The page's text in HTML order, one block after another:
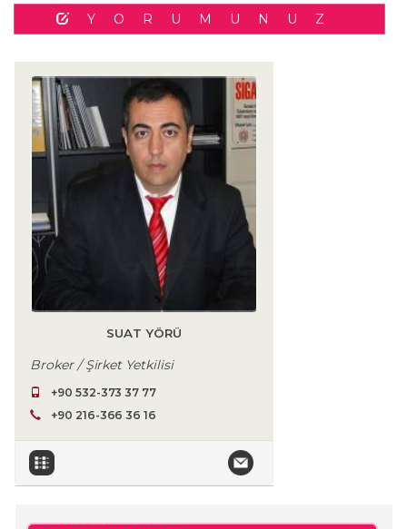
YORUMUNUZ
SUAT YÖRÜ
Broker / Şirket Yetkilisi
+90 532-373 37 77
+90 216-366 36 16